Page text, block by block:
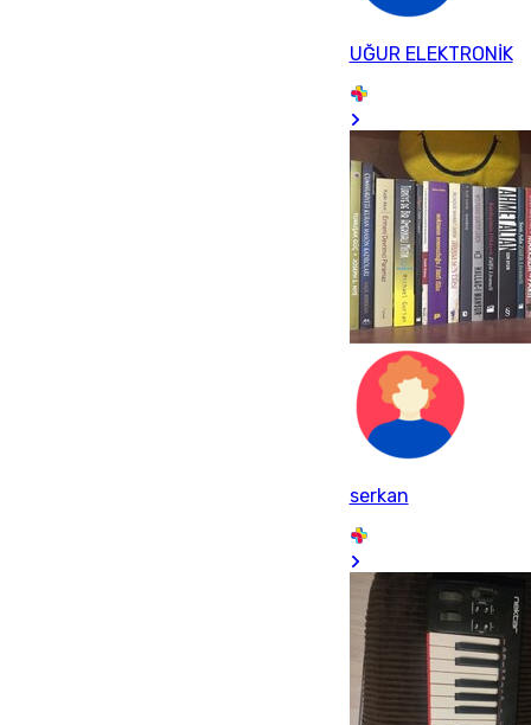
UĞUR ELEKTRONİK
serkan